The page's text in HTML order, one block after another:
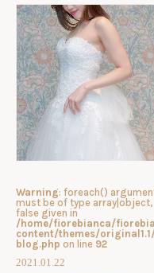
Warning: foreach()
must be of type array|object,
false given in
/home/fiorebianca/
content/themes/
blog.php on line 92
2021.01.22